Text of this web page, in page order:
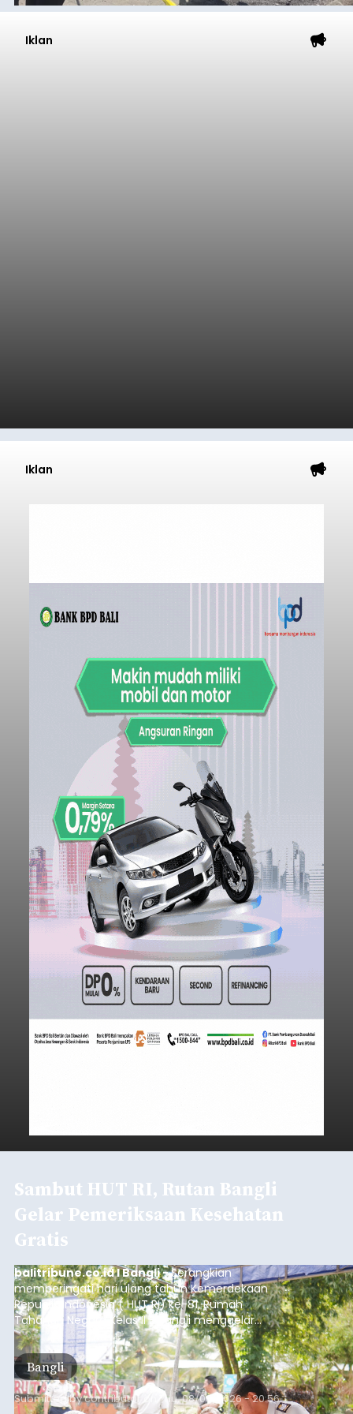
Iklan
Iklan
Sambut HUT RI, Rutan Bangli
Gelar Pemeriksaan Kesehatan
Gratis
balitribune.co.id I Bangli -Serangkian
memperingati hari ulang tahun Kemerdekaan
Republik Indonesia ( HUT RI) ke-81, Rumah
Tahanan Negara Kelas II B Bangli menggelar
kegiatan pemeriksaan kesehatan gratis, Rabu
(6/8/2026).
Bangli
Submitted bycontributor Thu, 08/06/2026 - 20:56